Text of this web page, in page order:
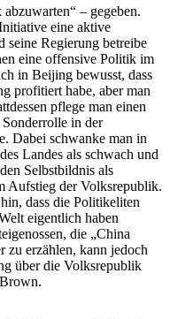
– gegeben.
eine aktive
seine Regierung betreibe
eine offensive Politik im
in Beijing bewusst, dass
profitiert habe, aber man
pflege man einen
in der
Dabei schwanke man in
Landes als schwach und
Selbstbildnis als
Aufstieg der Volksrepublik.
dass die Politikeliten
eigentlich haben
die „China
zu erzählen, kann jedoch
über die Volksrepublik